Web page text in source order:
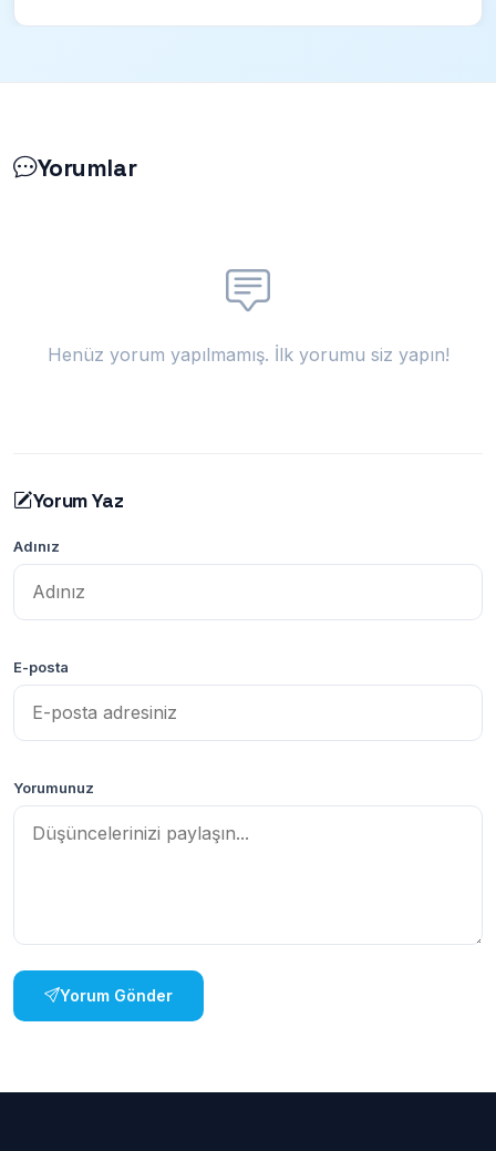
Yorumlar
Henüz yorum yapılmamış. İlk yorumu siz yapın!
Yorum Yaz
Adınız
E-posta
Yorumunuz
Yorum Gönder